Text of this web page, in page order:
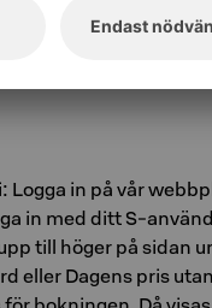
Logga in på vår
in med ditt S-
till höger på sidan
eller Dagens pris